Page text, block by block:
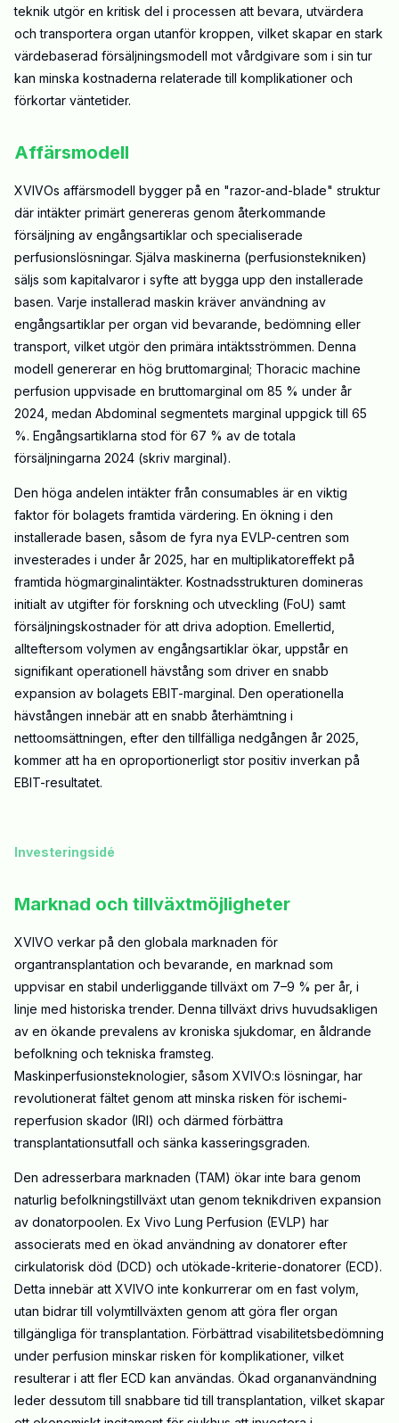
teknik utgör en kritisk del i processen att bevara, utvärdera
och transportera organ utanför kroppen, vilket skapar en stark
värdebaserad försäljningsmodell mot vårdgivare som i sin tur
kan minska kostnaderna relaterade till komplikationer och
förkortar väntetider.
Affärsmodell
XVIVOs affärsmodell bygger på en "razor-and-blade" struktur
där intäkter primärt genereras genom återkommande
försäljning av engångsartiklar och specialiserade
perfusionslösningar. Själva maskinerna (perfusionstekniken)
säljs som kapitalvaror i syfte att bygga upp den installerade
basen. Varje installerad maskin kräver användning av
engångsartiklar per organ vid bevarande, bedömning eller
transport, vilket utgör den primära intäktsströmmen. Denna
modell genererar en hög bruttomarginal; Thoracic machine
perfusion uppvisade en bruttomarginal om 85 % under år
2024, medan Abdominal segmentets marginal uppgick till 65
%. Engångsartiklarna stod för 67 % av de totala
försäljningarna 2024 (skriv marginal).
Den höga andelen intäkter från consumables är en viktig
faktor för bolagets framtida värdering. En ökning i den
installerade basen, såsom de fyra nya EVLP-centren som
investerades i under år 2025, har en multiplikatoreffekt på
framtida högmarginalintäkter. Kostnadsstrukturen domineras
initialt av utgifter för forskning och utveckling (FoU) samt
försäljningskostnader för att driva adoption. Emellertid,
allteftersom volymen av engångsartiklar ökar, uppstår en
signifikant operationell hävstång som driver en snabb
expansion av bolagets EBIT-marginal. Den operationella
hävstången innebär att en snabb återhämtning i
nettoomsättningen, efter den tillfälliga nedgången år 2025,
kommer att ha en oproportionerligt stor positiv inverkan på
EBIT-resultatet.
Investeringsidé
Marknad och tillväxtmöjligheter
XVIVO verkar på den globala marknaden för
organtransplantation och bevarande, en marknad som
uppvisar en stabil underliggande tillväxt om 7–9 % per år, i
linje med historiska trender. Denna tillväxt drivs huvudsakligen
av en ökande prevalens av kroniska sjukdomar, en åldrande
befolkning och tekniska framsteg.
Maskinperfusionsteknologier, såsom XVIVO:s lösningar, har
revolutionerat fältet genom att minska risken för ischemi-
reperfusion skador (IRI) och därmed förbättra
transplantationsutfall och sänka kasseringsgraden.
Den adresserbara marknaden (TAM) ökar inte bara genom
naturlig befolkningstillväxt utan genom teknikdriven expansion
av donatorpoolen. Ex Vivo Lung Perfusion (EVLP) har
associerats med en ökad användning av donatorer efter
cirkulatorisk död (DCD) och utökade-kriterie-donatorer (ECD).
Detta innebär att XVIVO inte konkurrerar om en fast volym,
utan bidrar till volymtillväxten genom att göra fler organ
tillgängliga för transplantation. Förbättrad visabilitetsbedömning
under perfusion minskar risken för komplikationer, vilket
resulterar i att fler ECD kan användas. Ökad organanvändning
leder dessutom till snabbare tid till transplantation, vilket skapar